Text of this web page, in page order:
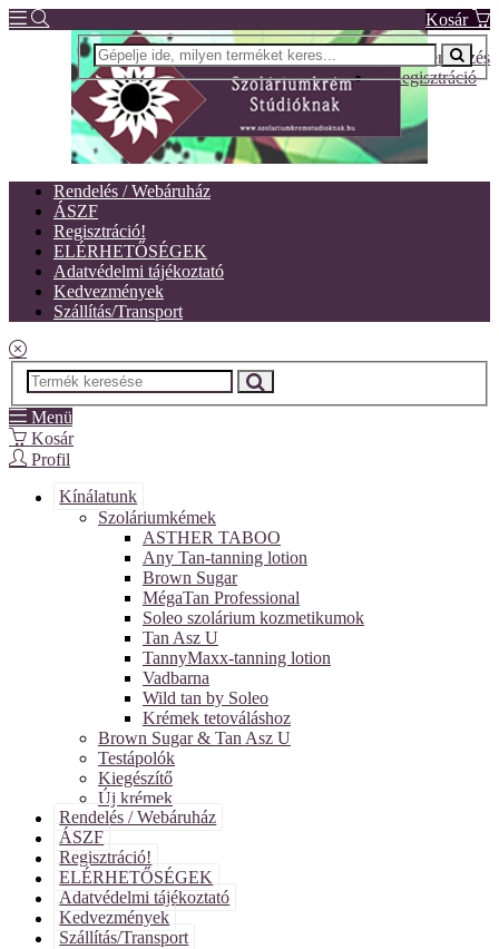
Kosár
Bejelentkezés
Regisztráció
Rendelés / Webáruház
ÁSZF
Regisztráció!
ELÉRHETŐSÉGEK
Adatvédelmi tájékoztató
Kedvezmények
Szállítás/Transport
Menü
Kosár
Profil
Kínálatunk
Szoláriumkémek
ASTHER TABOO
Any Tan-tanning lotion
Brown Sugar
MégaTan Professional
Soleo szolárium kozmetikumok
Tan Asz U
TannyMaxx-tanning lotion
Vadbarna
Wild tan by Soleo
Krémek tetováláshoz
Brown Sugar & Tan Asz U
Testápolók
Kiegészítő
Új krémek
Rendelés / Webáruház
ÁSZF
Regisztráció!
ELÉRHETŐSÉGEK
Adatvédelmi tájékoztató
Kedvezmények
Szállítás/Transport